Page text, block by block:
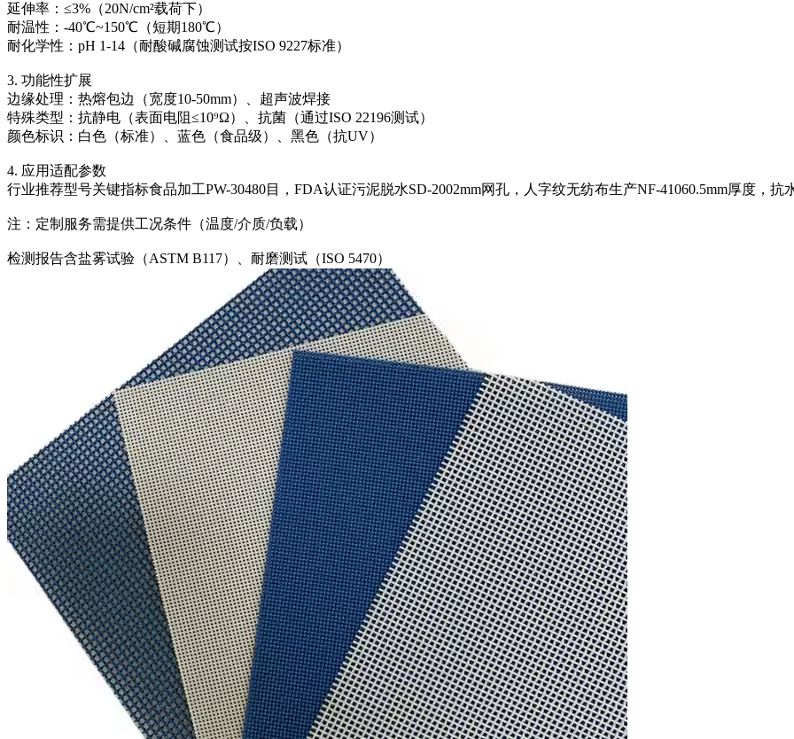
延伸率：≤3%（20N/cm²载荷下）
耐温性：-40℃~150℃（短期180℃）
耐化学性：pH 1-14（耐酸碱腐蚀测试按ISO 9227标准）
3. 功能性扩展
边缘处理：热熔包边（宽度10-50mm）、超声波焊接
特殊类型：抗静电（表面电阻≤10⁹Ω）、抗菌（通过ISO 22196测试）
颜色标识：白色（标准）、蓝色（食品级）、黑色（抗UV）
4. 应用适配参数
行业推荐型号关键指标食品加工PW-30480目，FDA认证污泥脱水SD-2002mm网孔，人字纹无纺布生产NF-41060.5mm厚度，抗
注：定制服务需提供工况条件（温度/介质/负载）
检测报告含盐雾试验（ASTM B117）、耐磨测试（ISO 5470）